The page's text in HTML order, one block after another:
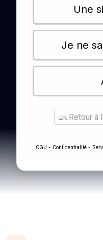
Une
Je ne
Retour à
CGU - Confidentialité -